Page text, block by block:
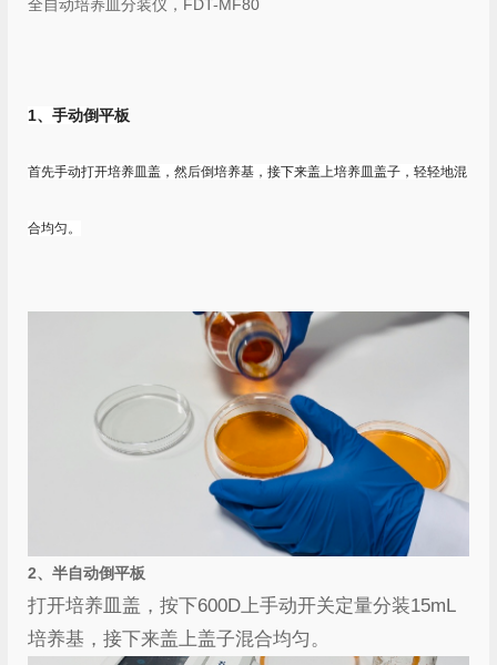
全自动培养皿分装仪，FDT-MF80
1、手动倒平板
首先手动打开培养皿盖，然后倒培养基，接下来盖上培养皿盖子，轻轻地混
合均匀。
2、半自动倒平板
打开培养皿盖，按下600D上手动开关定量分装15mL
培养基，接下来盖上盖子混合均匀。